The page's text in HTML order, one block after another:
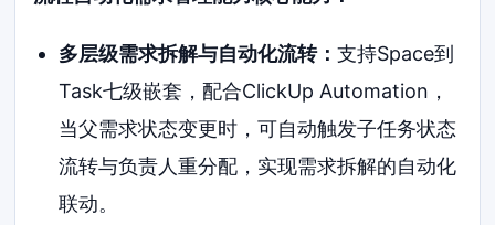
多层级需求拆解与自动化流转： 支持Space到
Task七级嵌套，配合ClickUp Automation，
当父需求状态变更时，可自动触发子任务状态
流转与负责人重分配，实现需求拆解的自动化
联动。